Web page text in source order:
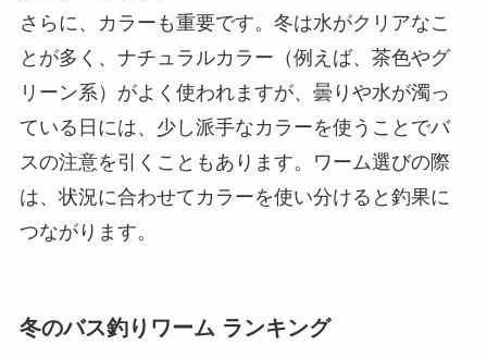
さらに、カラーも重要です。冬は水がクリアなこ
とが多く、ナチュラルカラー（例えば、茶色やグ
リーン系）がよく使われますが、曇りや水が濁っ
ている日には、少し派手なカラーを使うことでバ
スの注意を引くこともあります。ワーム選びの際
は、状況に合わせてカラーを使い分けると釣果に
つながります。
冬のバス釣りワーム ランキング